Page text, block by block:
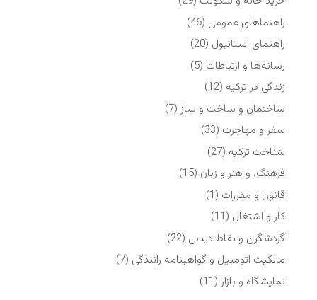
راهنماهای عمومی (46)
راهنمای استانبول (20)
رسانه‌ها و ارتباطات (5)
زندگی در ترکیه (12)
ساختمان و ساخت و ساز (7)
سفر و مهاجرت (33)
شناخت ترکیه (27)
فرهنگ، و هنر و زبان (15)
قانون و مقررات (1)
کار و اشتغال (11)
گردشگری و نقاط دیدنی (22)
مالکیت اتومبیل و گواهینامه رانندگی (7)
نمایشگاه‌ و بازار (11)